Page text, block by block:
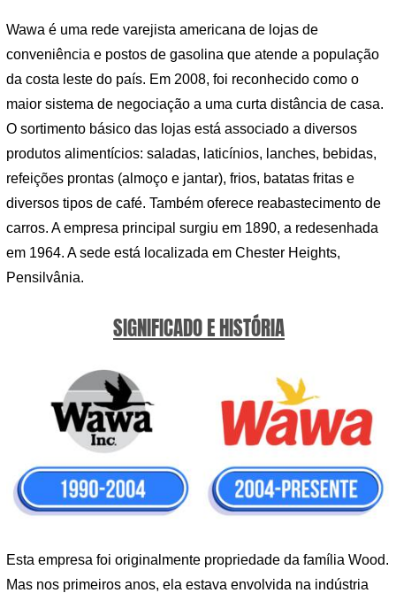
Wawa é uma rede varejista americana de lojas de
conveniência e postos de gasolina que atende a população
da costa leste do país. Em 2008, foi reconhecido como o
maior sistema de negociação a uma curta distância de casa.
O sortimento básico das lojas está associado a diversos
produtos alimentícios: saladas, laticínios, lanches, bebidas,
refeições prontas (almoço e jantar), frios, batatas fritas e
diversos tipos de café. Também oferece reabastecimento de
carros. A empresa principal surgiu em 1890, a redesenhada
em 1964. A sede está localizada em Chester Heights,
Pensilvânia.
SIGNIFICADO E HISTÓRIA
Esta empresa foi originalmente propriedade da família Wood.
Mas nos primeiros anos, ela estava envolvida na indústria